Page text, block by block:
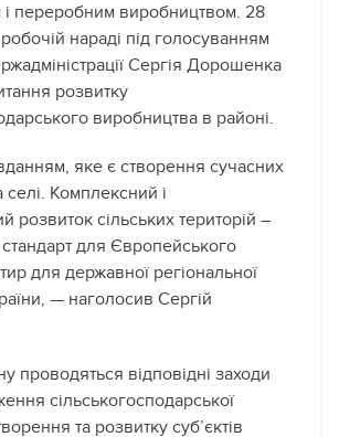
переробним виробництвом. 28
нараді під голосуванням
Сергія Дорошенка
розвитку
виробництва в районі.
яке є створення сучасних
Комплексний і
розвиток сільських територій –
для Європейського
для державної регіональної
— наголосив Сергій
проводяться відповідні заходи
сільськогосподарської
та розвитку суб’єктів